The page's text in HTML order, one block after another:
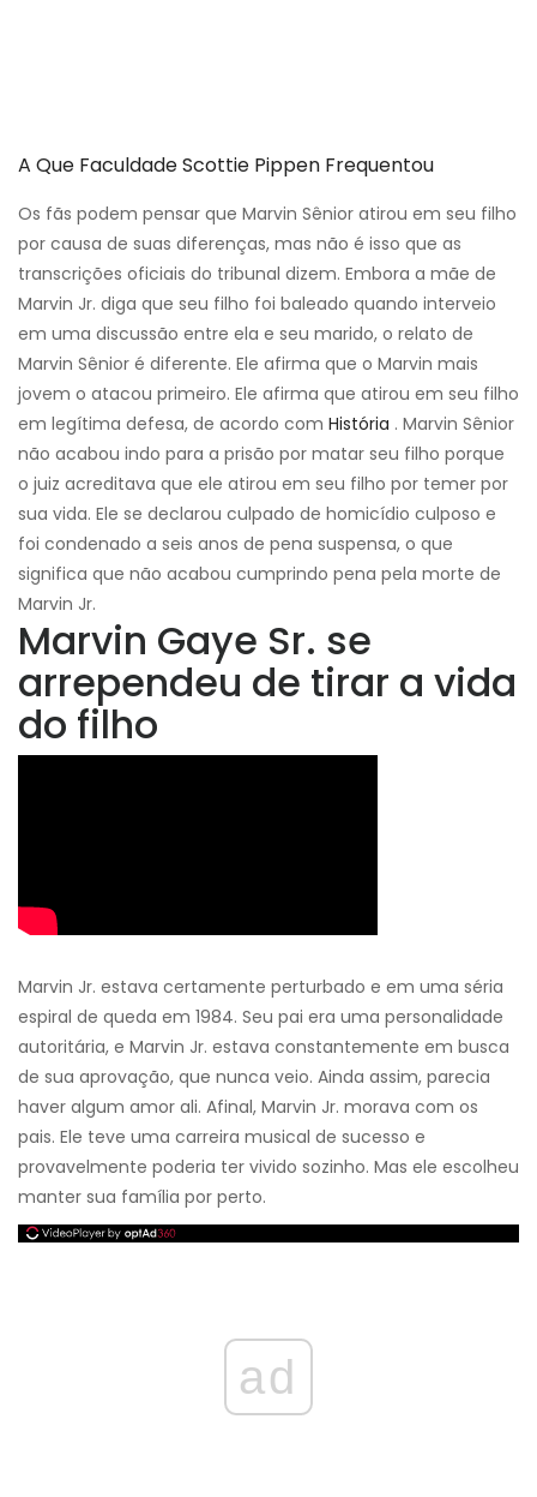
A Que Faculdade Scottie Pippen Frequentou
Os fãs podem pensar que Marvin Sênior atirou em seu filho
por causa de suas diferenças, mas não é isso que as
transcrições oficiais do tribunal dizem. Embora a mãe de
Marvin Jr. diga que seu filho foi baleado quando interveio
em uma discussão entre ela e seu marido, o relato de
Marvin Sênior é diferente. Ele afirma que o Marvin mais
jovem o atacou primeiro. Ele afirma que atirou em seu filho
em legítima defesa, de acordo com História . Marvin Sênior
não acabou indo para a prisão por matar seu filho porque
o juiz acreditava que ele atirou em seu filho por temer por
sua vida. Ele se declarou culpado de homicídio culposo e
foi condenado a seis anos de pena suspensa, o que
significa que não acabou cumprindo pena pela morte de
Marvin Jr.
Marvin Gaye Sr. se
arrependeu de tirar a vida
do filho
Marvin Jr. estava certamente perturbado e em uma séria
espiral de queda em 1984. Seu pai era uma personalidade
autoritária, e Marvin Jr. estava constantemente em busca
de sua aprovação, que nunca veio. Ainda assim, parecia
haver algum amor ali. Afinal, Marvin Jr. morava com os
pais. Ele teve uma carreira musical de sucesso e
provavelmente poderia ter vivido sozinho. Mas ele escolheu
manter sua família por perto.
ad